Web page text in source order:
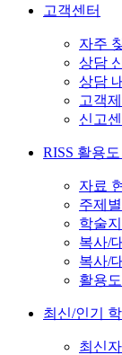
고객센터
자주
상담
상담
고객
신고
RISS 활용
자료
주제
학술
복사/
복사/
활용
최신/인기
최신